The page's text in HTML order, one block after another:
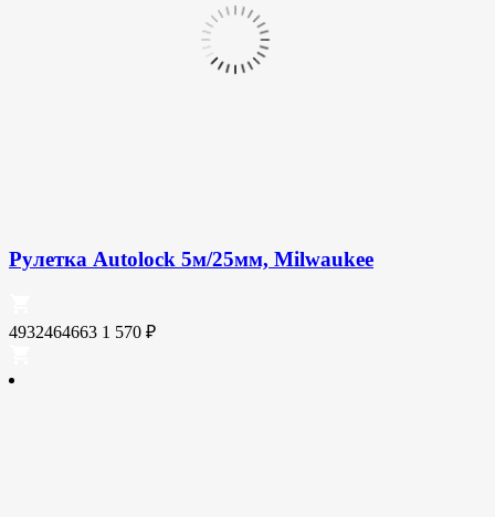
Рулетка Autolock 5м/25мм, Milwaukee
4932464663 1 570 ₽